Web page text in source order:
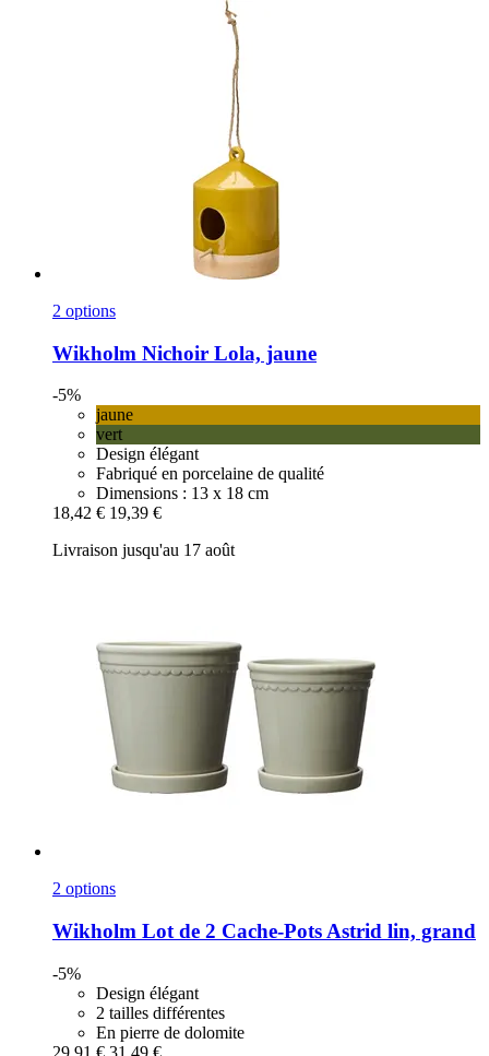
2 options
Wikholm Nichoir Lola, jaune
-5%
jaune
vert
Design élégant
Fabriqué en porcelaine de qualité
Dimensions : 13 x 18 cm
18,42 € 19,39 €
Livraison jusqu'au 17 août
2 options
Wikholm Lot de 2 Cache-​Pots Astrid lin, grand
-5%
Design élégant
2 tailles différentes
En pierre de dolomite
29,91 € 31,49 €